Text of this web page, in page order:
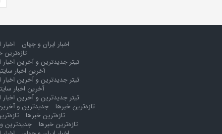
اخبار ایران و جهان
تازه‌ترین
تیتر جدیدترین و آخرین اخبار
آخرین اخبار
تیتر جدیدترین و آخرین اخبار
آخرین اخبار
تیتر جدیدترین و آخرین اخبار
تازه‌ترین خبرها
جدیدترین و
تازه‌ترین خبرها
تازه‌ترین خبرها
جدیدترین